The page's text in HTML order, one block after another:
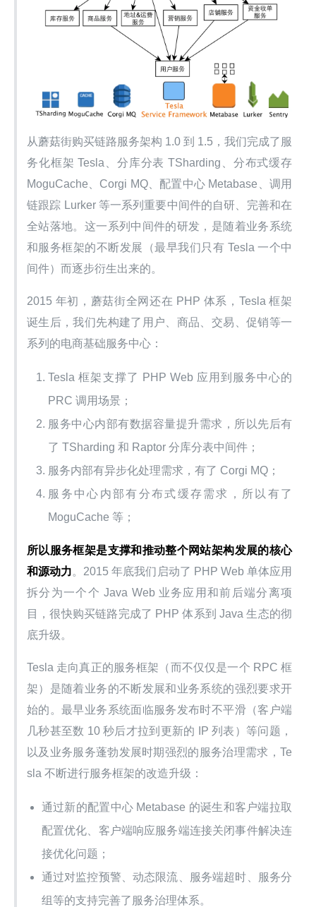
从蘑菇街购买链路服务架构 1.0 到 1.5，我们完成了服
务化框架 Tesla、分库分表 TSharding、分布式缓存
MoguCache、Corgi MQ、配置中心 Metabase、调用
链跟踪 Lurker 等一系列重要中间件的自研、完善和在
全站落地。这一系列中间件的研发，是随着业务系统
和服务框架的不断发展（最早我们只有 Tesla 一个中
间件）而逐步衍生出来的。
2015 年初，蘑菇街全网还在 PHP 体系，Tesla 框架
诞生后，我们先构建了用户、商品、交易、促销等一
系列的电商基础服务中心：
Tesla 框架支撑了 PHP Web 应用到服务中心的
PRC 调用场景；
服务中心内部有数据容量提升需求，所以先后有
了 TSharding 和 Raptor 分库分表中间件；
服务内部有异步化处理需求，有了 Corgi MQ；
服务中心内部有分布式缓存需求，所以有了
MoguCache 等；
所以服务框架是支撑和推动整个网站架构发展的核心
和源动力。2015 年底我们启动了 PHP Web 单体应用
拆分为一个个 Java Web 业务应用和前后端分离项
目，很快购买链路完成了 PHP 体系到 Java 生态的彻
底升级。
Tesla 走向真正的服务框架（而不仅仅是一个 RPC 框
架）是随着业务的不断发展和业务系统的强烈要求开
始的。最早业务系统面临服务发布时不平滑（客户端
几秒甚至数 10 秒后才拉到更新的 IP 列表）等问题，
以及业务服务蓬勃发展时期强烈的服务治理需求，Te
sla 不断进行服务框架的改造升级：
通过新的配置中心 Metabase 的诞生和客户端拉取
配置优化、客户端响应服务端连接关闭事件解决连
接优化问题；
通过对监控预警、动态限流、服务端超时、服务分
组等的支持完善了服务治理体系。